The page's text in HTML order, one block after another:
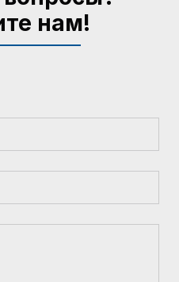
нам!